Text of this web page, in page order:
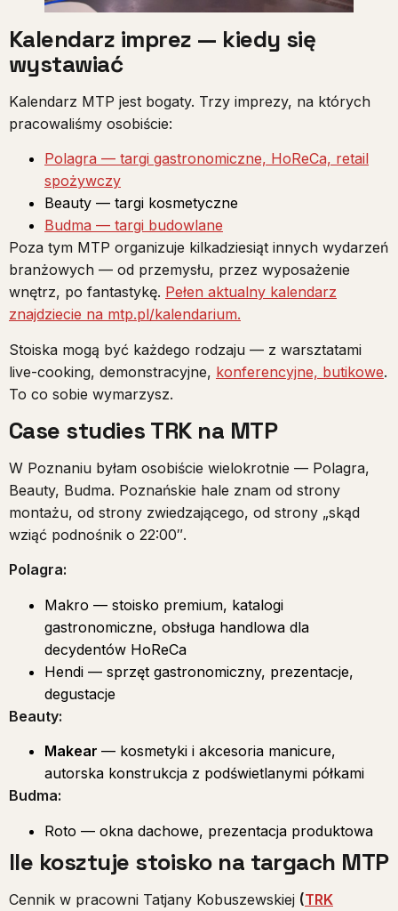
Kalendarz imprez — kiedy się
wystawiać
Kalendarz MTP jest bogaty. Trzy imprezy, na których
pracowaliśmy osobiście:
Polagra — targi gastronomiczne, HoReCa, retail
spożywczy
Beauty — targi kosmetyczne
Budma — targi budowlane
Poza tym MTP organizuje kilkadziesiąt innych wydarzeń
branżowych — od przemysłu, przez wyposażenie
wnętrz, po fantastykę. Pełen aktualny kalendarz
znajdziecie na mtp.pl/kalendarium.
Stoiska mogą być każdego rodzaju — z warsztatami
live-cooking, demonstracyjne, konferencyjne, butikowe.
To co sobie wymarzysz.
Case studies TRK na MTP
W Poznaniu byłam osobiście wielokrotnie — Polagra,
Beauty, Budma. Poznańskie hale znam od strony
montażu, od strony zwiedzającego, od strony „skąd
wziąć podnośnik o 22:00″.
Polagra:
Makro — stoisko premium, katalogi
gastronomiczne, obsługa handlowa dla
decydentów HoReCa
Hendi — sprzęt gastronomiczny, prezentacje,
degustacje
Beauty:
Makear — kosmetyki i akcesoria manicure,
autorska konstrukcja z podświetlanymi półkami
Budma:
Roto — okna dachowe, prezentacja produktowa
Ile kosztuje stoisko na targach MTP
Cennik w pracowni Tatjany Kobuszewskiej (TRK